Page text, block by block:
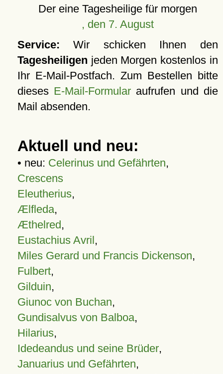
Der eine Tagesheilige für morgen
, den 7. August
Service: Wir schicken Ihnen den
Tagesheiligen jeden Morgen kostenlos in
Ihr E-Mail-Postfach. Zum Bestellen bitte
dieses E-Mail-Formular aufrufen und die
Mail absenden.
Aktuell und neu:
• neu: Celerinus und Gefährten,
Crescens
Eleutherius,
Ælfleda,
Æthelred,
Eustachius Avril,
Miles Gerard und Francis Dickenson,
Fulbert,
Gilduin,
Giunoc von Buchan,
Gundisalvus von Balboa,
Hilarius,
Idedeandus und seine Brüder,
Januarius und Gefährten,